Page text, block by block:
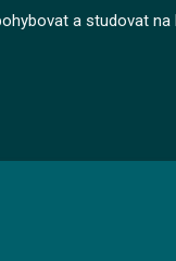
a studovat na